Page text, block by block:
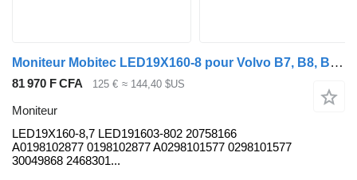
Moniteur Mobitec LED19X160-8 pour Volvo B7, B8, B9, B12 bus (2005-)
81 970 F CFA 125 € ≈ 144,40 $US
Moniteur
LED19X160-8,7 LED191603-802 20758166
A0198102877 0198102877 A0298101577 0298101577
30049868 2468301...